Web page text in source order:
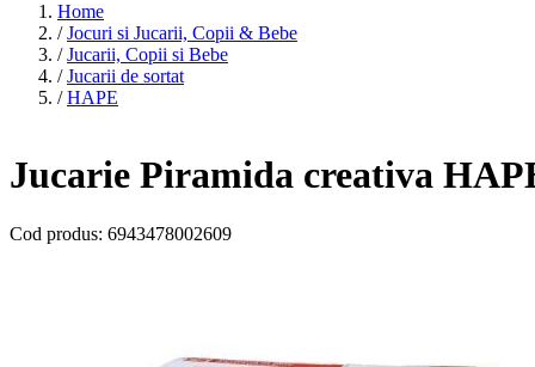
Home
/ Jocuri si Jucarii, Copii & Bebe
/ Jucarii, Copii si Bebe
/ Jucarii de sortat
/ HAPE
Jucarie Piramida creativa
Cod produs: 6943478002609